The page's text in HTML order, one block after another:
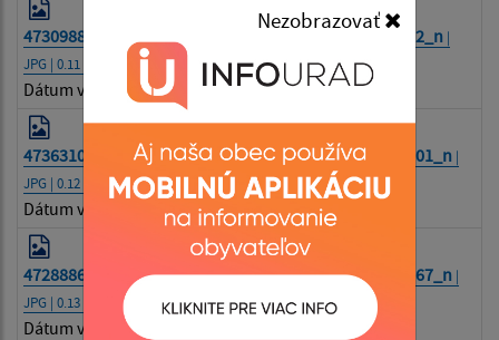
Nezobrazovať
473098826_526940103710237_6855930538949585392_n |
JPG | 0.11 Mb
Dátum vyvesenia:24.01.2025
473631025_2363381763999123_2538508958342439701_n |
JPG | 0.12 Mb
Dátum vyvesenia: 24.01.2025
472888635_1315661272791029_8140162872349605667_n |
JPG | 0.13 Mb
Dátum vyvesenia: